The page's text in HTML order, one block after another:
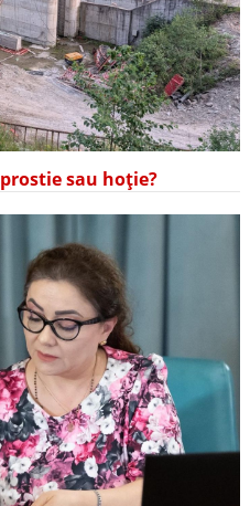
sau hoție?